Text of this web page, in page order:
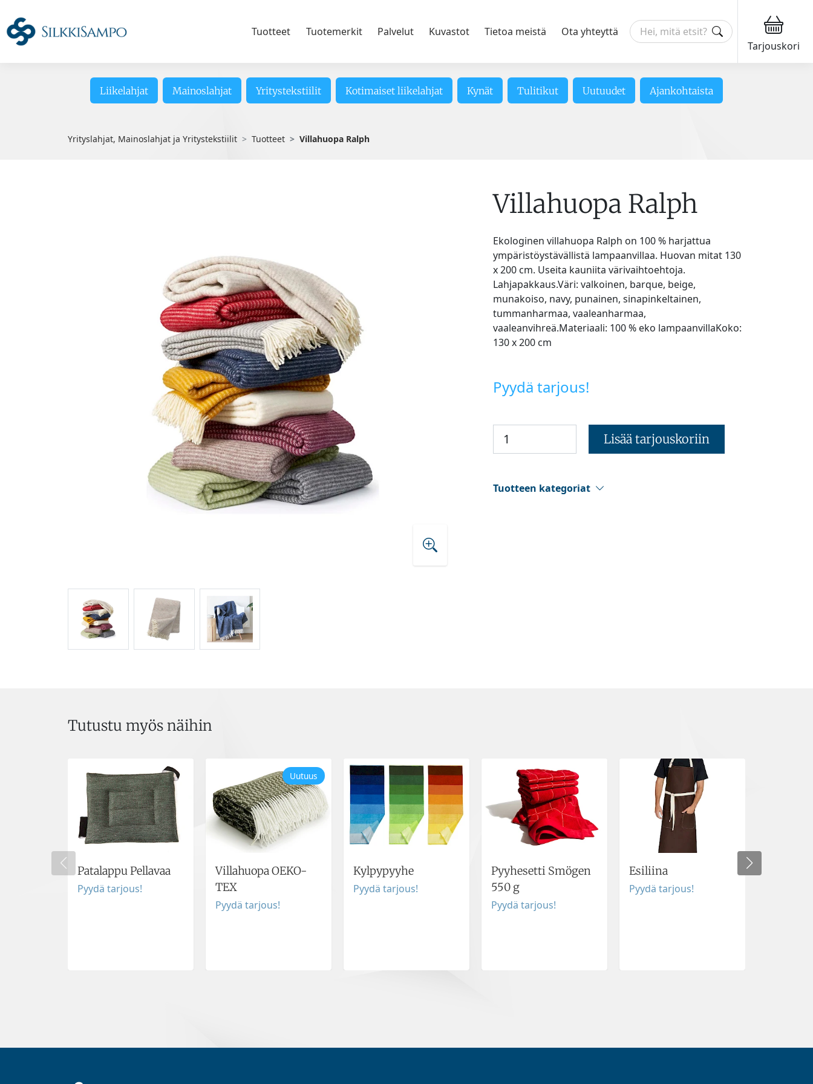
Tuotteet Tuotemerkit Palvelut Kuvastot Tietoa meistä
Ota yhteyttä
Tarjouskori
Liikelahjat Mainoslahjat Yritystekstiilit Kotimaiset liikelahjat Kynät Tulitikut Uutuudet Ajankohtaista
Yrityslahjat, Mainoslahjat ja Yritystekstiilit Tuotteet Villahuopa Ralph
Villahuopa Ralph
Ekologinen villahuopa Ralph on 100 % harjattua
ympäristöystävällistä lampaanvillaa. Huovan mitat 130
x 200 cm. Useita kauniita värivaihtoehtoja.
Lahjapakkaus.Väri: valkoinen, barque, beige,
munakoiso, navy, punainen, sinapinkeltainen,
tummanharmaa, vaaleanharmaa,
vaaleanvihreä.Materiaali: 100 % eko lampaanvillaKoko:
130 x 200 cm
Pyydä tarjous!
Lisää tarjouskoriin
Tuotteen kategoriat
Tutustu myös näihin
Patalappu Pellavaa
Pyydä tarjous!
Uutuus
Villahuopa OEKO-
TEX
Pyydä tarjous!
Kylpypyyhe
Pyydä tarjous!
Pyyhesetti Smögen
550 g
Pyydä tarjous!
Esiliina
Pyydä tarjous!